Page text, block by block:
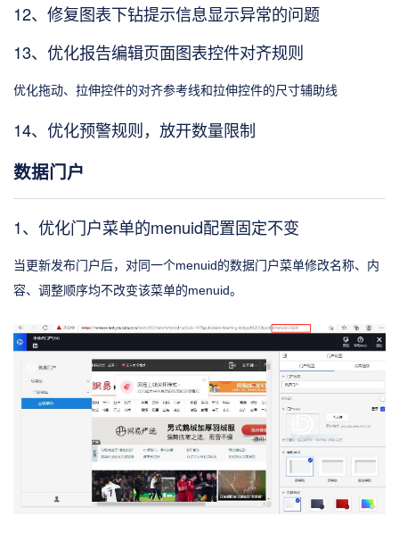
12、修复图表下钻提示信息显示异常的问题
13、优化报告编辑页面图表控件对齐规则
优化拖动、拉伸控件的对齐参考线和拉伸控件的尺寸辅助线
14、优化预警规则，放开数量限制
数据门户
1、优化门户菜单的menuid配置固定不变
当更新发布门户后，对同一个menuid的数据门户菜单修改名称、内
容、调整顺序均不改变该菜单的menuid。